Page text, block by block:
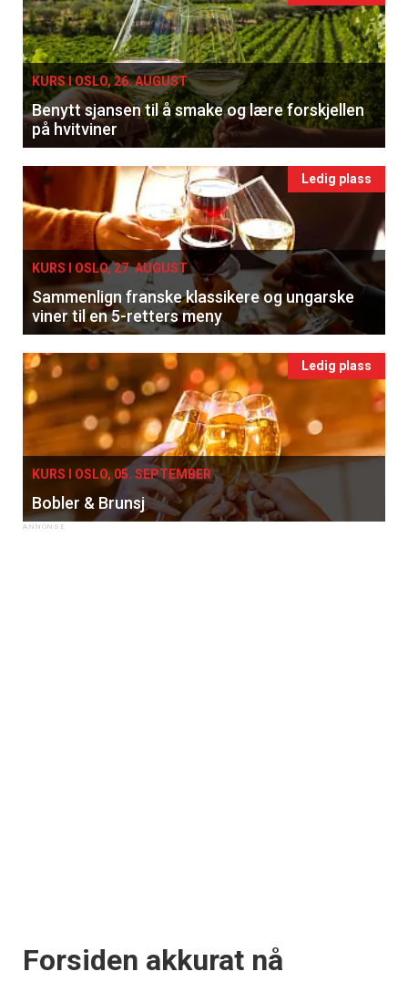
KURS I OSLO, 26. AUGUST
Benytt sjansen til å smake og lære forskjellen
på hvitviner
Ledig plass
KURS I OSLO, 27. AUGUST
Sammenlign franske klassikere og ungarske
viner til en 5-retters meny
Ledig plass
KURS I OSLO, 05. SEPTEMBER
Bobler & Brunsj
Forsiden akkurat nå